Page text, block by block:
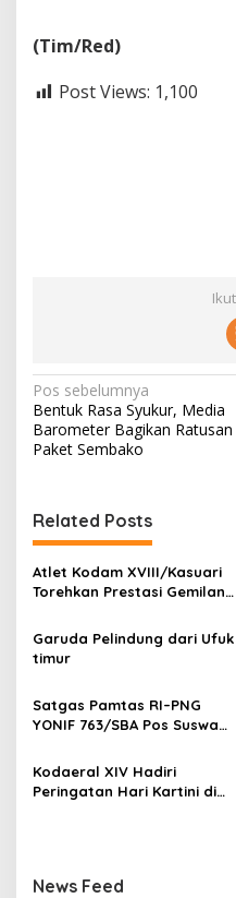
(Tim/Red)
Post Views: 1,100
N
a
v
g
a
s
i
p
o
s
Pos sebelumnya
Bentuk Rasa Syukur, Media
Barometer Bagikan Ratusan
Paket Sembako
Related Posts
Atlet Kodam XVIII/Kasuari
Torehkan Prestasi Gemilang
Silat Piala Gubernur Papua
Barat Daya 2026
Garuda Pelindung dari Ufuk
timur
Satgas Pamtas RI–PNG
YONIF 763/SBA Pos Suswa
Rumah Ibadah di Kampung
Suswa
Kodaeral XIV Hadiri
Peringatan Hari Kartini di
News Feed